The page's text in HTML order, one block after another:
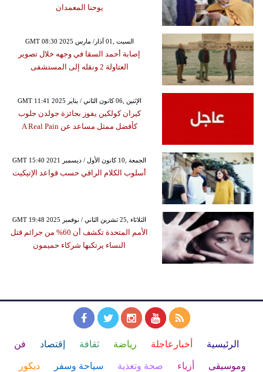
يوحنا المعمدان
GMT 08:30 2025 السبت ,01 آذار/ مارس
إصابة أحمد السقا في وجهه خلال تصوير
العتاولة 2 ونقله إلى المستشفى
GMT 11:41 2025 الإثنين ,06 كانون الثاني / يناير
كيران كولكين يفوز بجائزة جولدن جلوب
كأفضل ممثل مساعد عن A Real Pain
GMT 15:40 2021 الجمعة ,10 كانون الأول / ديسمبر
أسلوب الكلام الراقي حسب قواعد الإتيكيت
GMT 19:48 2025 الثلاثاء ,25 تشرين الثاني / نوفمبر
الأمم المتحدة تكشف أن 60% من جرائم قتل
النساء يرتكبها شركاء حميمون
الرئيسية أخبارعاجلة رياضة ثقافة إقتصاد فن
وموسيقى أزياء صحة وتغذية سياحة وسفر ديكور